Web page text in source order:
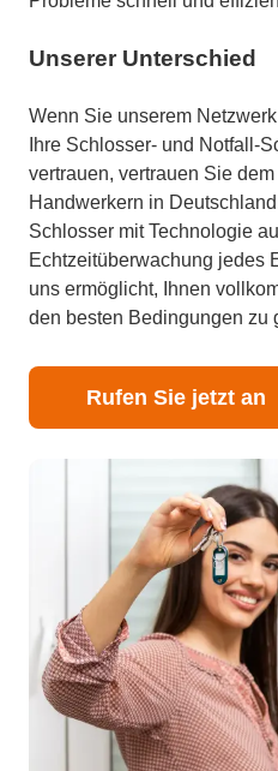
Unserer Unterschied
Wenn Sie unserem
Ihre Schlosser- und Notfall-
vertrauen, vertrauen Sie
Handwerkern in
Schlosser mit Technologie
Echtzeitüberwachung jedes
uns ermöglicht, Ihnen
den besten Bedingungen zu
Rufen Sie jetzt an